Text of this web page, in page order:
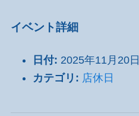
イベント詳細
日付: 2025年11月20日
カテゴリ: 店休日